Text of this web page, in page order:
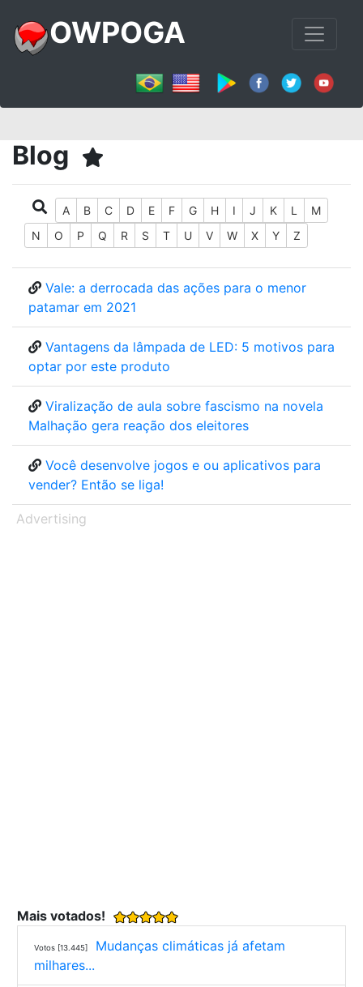
OWPOGA
Blog
A B C D E F G H I J K L
M
N
O P Q R S T U V W X Y Z
Vale: a derrocada das ações para o menor
patamar em 2021
Vantagens da lâmpada de LED: 5 motivos para
optar por este produto
Viralização de aula sobre fascismo na novela
Malhação gera reação dos eleitores
Você desenvolve jogos e ou aplicativos para
vender? Então se liga!
Advertising
Mais votados!
Votos [13.445]
Mudanças climáticas já afetam
milhares...